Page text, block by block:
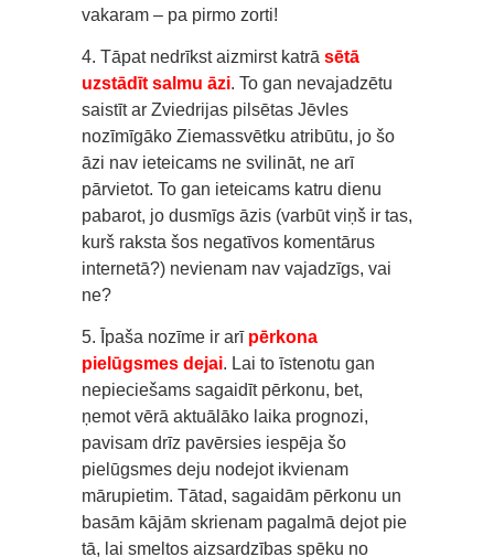
vakaram – pa pirmo zorti!
4. Tāpat nedrīkst aizmirst katrā sētā
uzstādīt salmu āzi. To gan nevajadzētu
saistīt ar Zviedrijas pilsētas Jēvles
nozīmīgāko Ziemassvētku atribūtu, jo šo
āzi nav ieteicams ne svilināt, ne arī
pārvietot. To gan ieteicams katru dienu
pabarot, jo dusmīgs āzis (varbūt viņš ir tas,
kurš raksta šos negatīvos komentārus
internetā?) nevienam nav vajadzīgs, vai
ne?
5. Īpaša nozīme ir arī pērkona
pielūgsmes dejai. Lai to īstenotu gan
nepieciešams sagaidīt pērkonu, bet,
ņemot vērā aktuālāko laika prognozi,
pavisam drīz pavērsies iespēja šo
pielūgsmes deju nodejot ikvienam
mārupietim. Tātad, sagaidām pērkonu un
basām kājām skrienam pagalmā dejot pie
tā, lai smeltos aizsardzības spēku no